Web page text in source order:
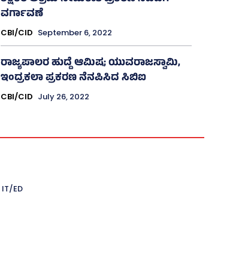
ವರ್ಗಾವಣೆ
CBI/CID September 6, 2022
ರಾಜ್ಯಪಾಲರ ಹುದ್ದೆ ಆಮಿಷ; ಯುವರಾಜಸ್ವಾಮಿ,
ಇಂದ್ರಕಲಾ ಪ್ರಕರಣ ನೆನಪಿಸಿದ ಸಿಬಿಐ
CBI/CID July 26, 2022
IT/ED